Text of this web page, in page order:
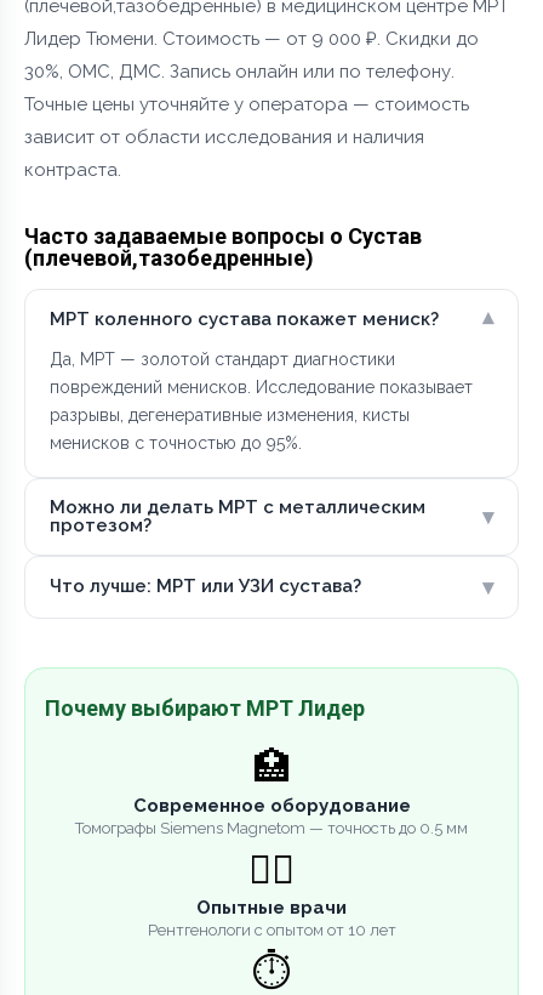
(плечевой,тазобедренные) в медицинском центре МРТ
Лидер Тюмени. Стоимость — от 9 000 ₽. Скидки до
30%, ОМС, ДМС. Запись онлайн или по телефону.
Точные цены уточняйте у оператора — стоимость
зависит от области исследования и наличия
контраста.
Часто задаваемые вопросы о Сустав
(плечевой,тазобедренные)
МРТ коленного сустава покажет мениск? ▾
Да, МРТ — золотой стандарт диагностики
повреждений менисков. Исследование показывает
разрывы, дегенеративные изменения, кисты
менисков с точностью до 95%.
Можно ли делать МРТ с металлическим
протезом?
▾
Что лучше: МРТ или УЗИ сустава? ▾
Почему выбирают МРТ Лидер
🏥
Современное оборудование
Томографы Siemens Magnetom — точность до 0.5 мм
👨‍⚕️
Опытные врачи
Рентгенологи с опытом от 10 лет
⏱️